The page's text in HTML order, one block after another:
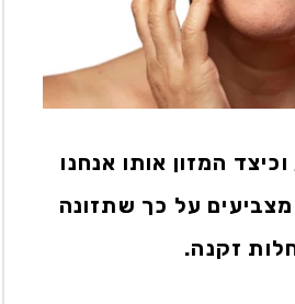
המזון אותו אנחנו
על כך שתזונה